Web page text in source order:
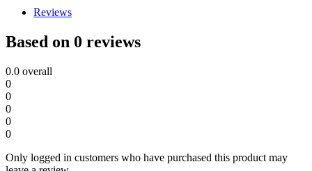
Reviews
Based on 0 reviews
0.0 overall
0
0
0
0
0
Only logged in customers who have purchased this product may